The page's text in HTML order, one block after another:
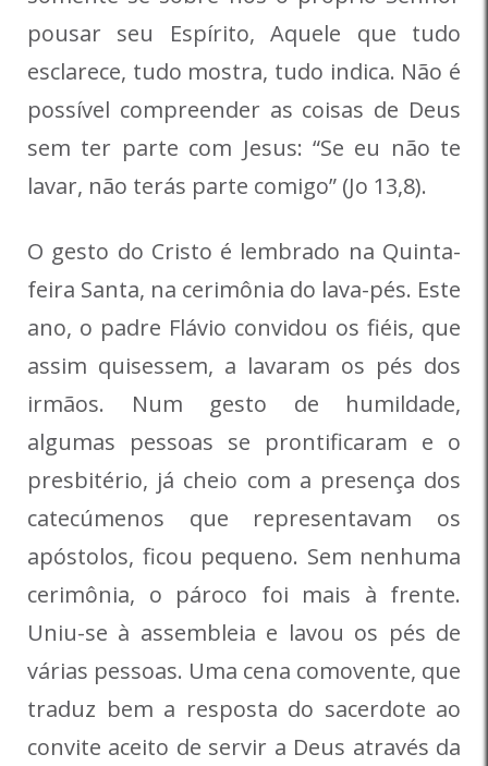
pousar seu Espírito, Aquele que tudo
esclarece, tudo mostra, tudo indica. Não é
possível compreender as coisas de Deus
sem ter parte com Jesus: “Se eu não te
lavar, não terás parte comigo” (Jo 13,8).
O gesto do Cristo é lembrado na Quinta-
feira Santa, na cerimônia do lava-pés. Este
ano, o padre Flávio convidou os fiéis, que
assim quisessem, a lavaram os pés dos
irmãos. Num gesto de humildade,
algumas pessoas se prontificaram e o
presbitério, já cheio com a presença dos
catecúmenos que representavam os
apóstolos, ficou pequeno. Sem nenhuma
cerimônia, o pároco foi mais à frente.
Uniu-se à assembleia e lavou os pés de
várias pessoas. Uma cena comovente, que
traduz bem a resposta do sacerdote ao
convite aceito de servir a Deus através da